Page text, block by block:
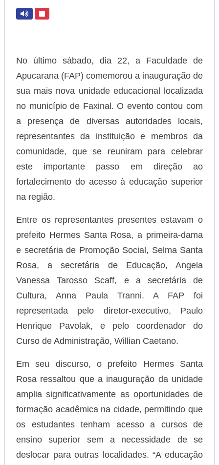
No último sábado, dia 22, a Faculdade de
Apucarana (FAP) comemorou a inauguração de
sua mais nova unidade educacional localizada
no município de Faxinal. O evento contou com
a presença de diversas autoridades locais,
representantes da instituição e membros da
comunidade, que se reuniram para celebrar
este importante passo em direção ao
fortalecimento do acesso à educação superior
na região.
Entre os representantes presentes estavam o
prefeito Hermes Santa Rosa, a primeira-dama
e secretária de Promoção Social, Selma Santa
Rosa, a secretária de Educação, Angela
Vanessa Tarosso Scaff, e a secretária de
Cultura, Anna Paula Tranni. A FAP foi
representada pelo diretor-executivo, Paulo
Henrique Pavolak, e pelo coordenador do
Curso de Administração, Willian Caetano.
Em seu discurso, o prefeito Hermes Santa
Rosa ressaltou que a inauguração da unidade
amplia significativamente as oportunidades de
formação acadêmica na cidade, permitindo que
os estudantes tenham acesso a cursos de
ensino superior sem a necessidade de se
deslocar para outras localidades. “A educação